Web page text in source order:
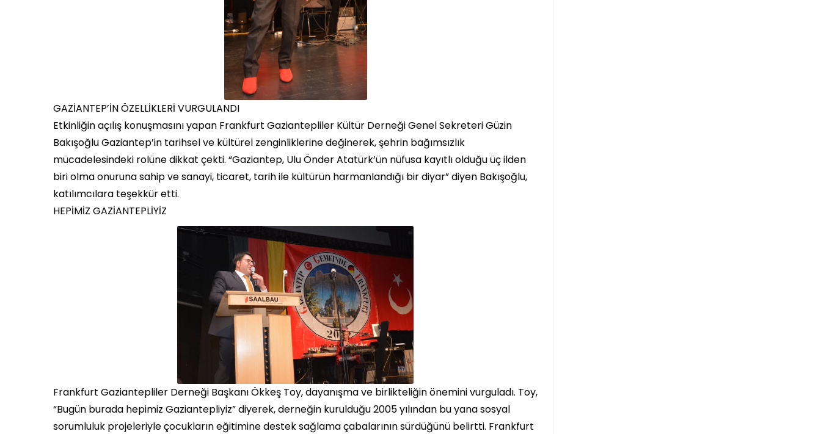
GAZİANTEP’İN ÖZELLİKLERİ VURGULANDI
Etkinliğin açılış konuşmasını yapan Frankfurt Gaziantepliler Kültür Derneği Genel Sekreteri Güzin
Bakışoğlu Gaziantep’in tarihsel ve kültürel zenginliklerine değinerek, şehrin bağımsızlık
mücadelesindeki rolüne dikkat çekti. “Gaziantep, Ulu Önder Atatürk’ün nüfusa kayıtlı olduğu üç ilden
biri olma onuruna sahip ve sanayi, ticaret, tarih ile kültürün harmanlandığı bir diyar” diyen Bakışoğlu,
katılımcılara teşekkür etti.
HEPİMİZ GAZİANTEPLİYİZ
Frankfurt Gaziantepliler Derneği Başkanı Ökkeş Toy, dayanışma ve birlikteliğin önemini vurguladı. Toy,
“Bugün burada hepimiz Gaziantepliyiz” diyerek, derneğin kurulduğu 2005 yılından bu yana sosyal
sorumluluk projeleriyle çocukların eğitimine destek sağlama çabalarının sürdüğünü belirtti. Frankfurt